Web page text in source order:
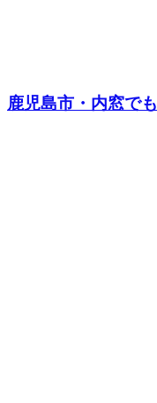
鹿児島市・内窓で